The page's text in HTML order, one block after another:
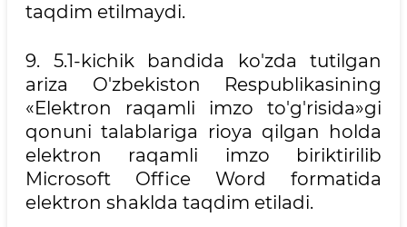
taqdim etilmaydi.
9. 5.1-kichik bandida ko'zda tutilgan
ariza O'zbekiston Respublikasining
«Elektron raqamli imzo to'g'risida»gi
qonuni talablariga rioya qilgan holda
elektron raqamli imzo biriktirilib
Microsoft Office Word formatida
elektron shaklda taqdim etiladi.